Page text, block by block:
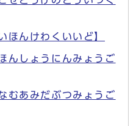
ほんけわくいいど】
んしょうにんみょうご
むあみだぶつみょうご